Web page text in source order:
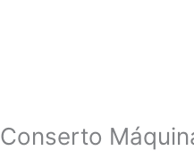
Conserto